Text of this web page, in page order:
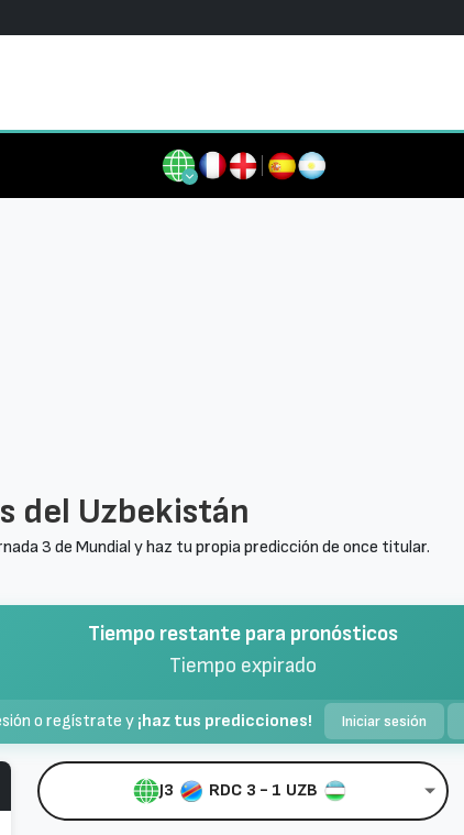
del Uzbekistán
3 de Mundial y haz tu propia predicción de once titular.
Tiempo restante para pronósticos
Tiempo expirado
o regístrate y ¡haz tus predicciones! Iniciar sesión
J3 RDC 3 - 1 UZB